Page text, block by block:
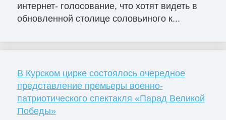
интернет- голосование, что хотят видеть в
обновленной столице соловьиного к...
В Курском цирке состоялось очередное
представление премьеры военно-
патриотического спектакля «Парад Великой
Победы»